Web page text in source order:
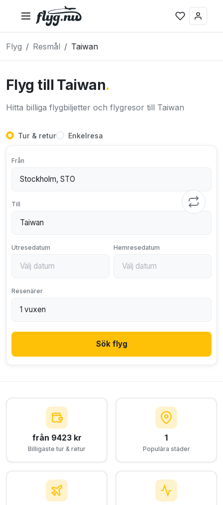
Flyg Resmål Taiwan
Flyg till Taiwan.
Hitta billiga flygbiljetter och flygresor till Taiwan
Tur & retur Enkelresa
Från
Till
Utresedatum Hemresedatum
Resenärer
Sök flyg
från 9423 kr
Billigaste tur & retur
1
Populära städer